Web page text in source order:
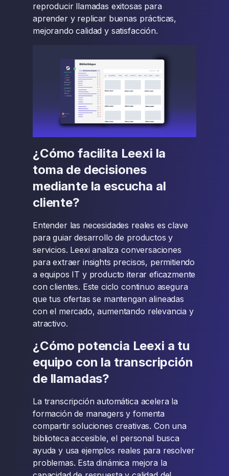
reproducir llamadas exitosas para
aprender y replicar buenas prácticas,
mejorando calidad y satisfacción.
¿Cómo facilita Leexi la
toma de decisiones
mediante la escucha al
cliente?
Entender las necesidades reales es clave
para guiar desarrollo de productos y
servicios. Leexi analiza conversaciones
para extraer insights precisos, permitiendo
a equipos IT y producto iterar eficazmente
con clientes. Este ciclo continuo asegura
que tus ofertas se mantengan alineadas
con el mercado, aumentando relevancia y
atractivo.
¿Cómo potencia Leexi a tu
equipo con la transcripción
de llamadas?
La transcripción automática acelera la
formación de managers y fomenta
compartir soluciones creativas. Con una
biblioteca accesible, el personal busca
ayuda y usa ejemplos reales para resolver
problemas. Esta dinámica mejora la